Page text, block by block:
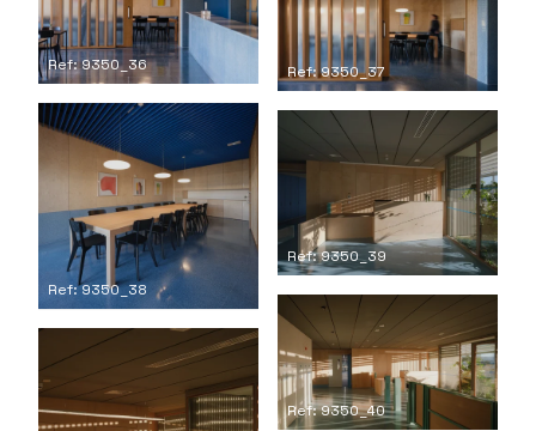
Ref: 9350_36 Ref: 9350_37
Ref: 9350_38
Ref: 9350_39
Ref: 9350_40